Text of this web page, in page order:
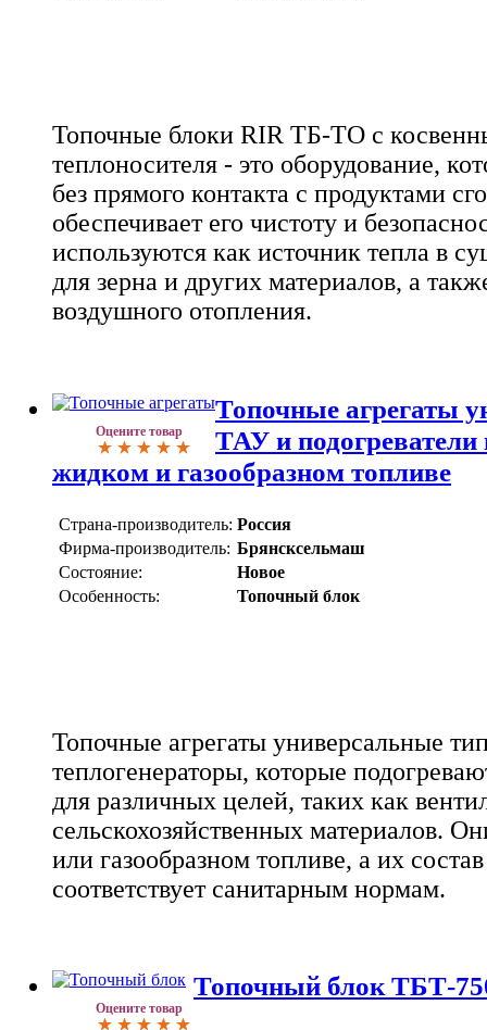
Топочные блоки RIR ТБ-ТО с
теплоносителя - это оборудование,
без прямого контакта с продуктами
обеспечивает его чистоту и
используются как источник тепла в
для зерна и других материалов, а
воздушного отопления.
Оцените товар
Топочные агрегаты
ТАУ и
жидком и газообразном топливе
Страна-производитель: Россия
Фирма-производитель: Брянсксельмаш
Состояние:
Новое
Особенность:
Топочный блок
Топочные агрегаты универсальные
теплогенераторы, которые
для различных целей, таких как
сельскохозяйственных материалов.
или газообразном топливе, а их
соответствует санитарным нормам.
Оцените товар
Топочный блок ТБТ-